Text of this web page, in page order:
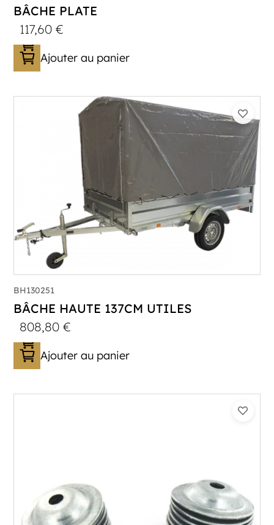
BÂCHE PLATE
117,60€
Ajouter au panier
BH130251
BÂCHE HAUTE 137CM UTILES
808,80€
Ajouter au panier